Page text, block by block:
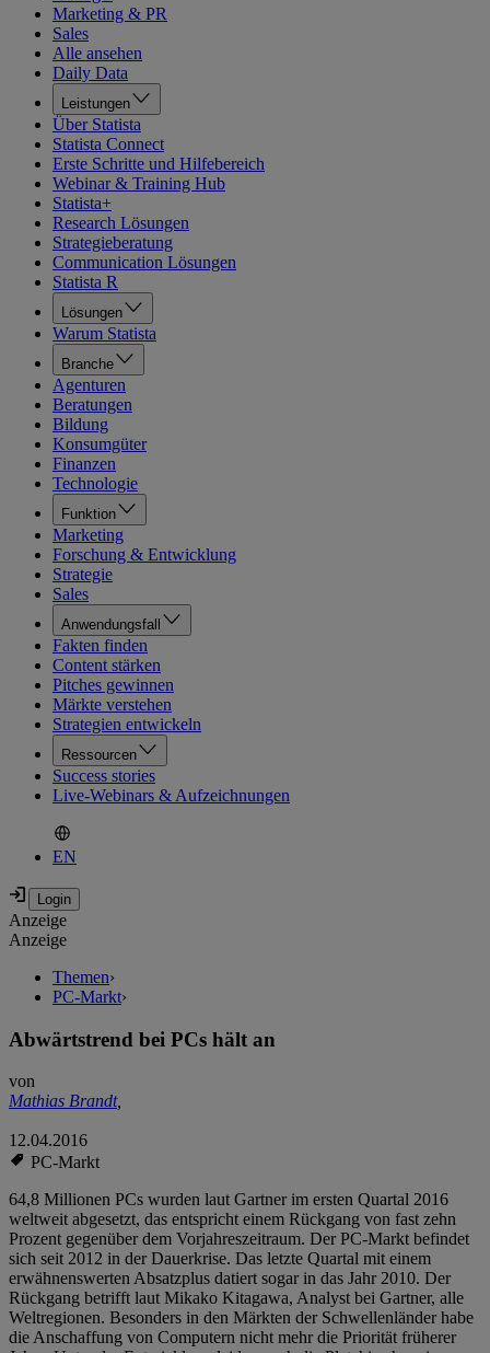
Marketing & PR
Sales
Alle ansehen
Daily Data
Leistungen
Über Statista
Statista Connect
Erste Schritte und Hilfebereich
Webinar & Training Hub
Statista+
Research Lösungen
Strategieberatung
Communication Lösungen
Statista R
Lösungen
Warum Statista
Branche
Agenturen
Beratungen
Bildung
Konsumgüter
Finanzen
Technologie
Funktion
Marketing
Forschung & Entwicklung
Strategie
Sales
Anwendungsfall
Fakten finden
Content stärken
Pitches gewinnen
Märkte verstehen
Strategien entwickeln
Ressourcen
Success stories
Live-Webinars & Aufzeichnungen
EN
Anzeige
Anzeige
Themen›
PC-Markt›
Abwärtstrend bei PCs hält an
von
Mathias Brandt,
12.04.2016
PC-Markt
64,8 Millionen PCs wurden laut Gartner im ersten Quartal 2016
weltweit abgesetzt, das entspricht einem Rückgang von fast zehn
Prozent gegenüber dem Vorjahreszeitraum. Der PC-Markt befindet
sich seit 2012 in der Dauerkrise. Das letzte Quartal mit einem
erwähnenswerten Absatzplus datiert sogar in das Jahr 2010. Der
Rückgang betrifft laut Mikako Kitagawa, Analyst bei Gartner, alle
Weltregionen. Besonders in den Märkten der Schwellenländer habe
die Anschaffung von Computern nicht mehr die Priorität früherer